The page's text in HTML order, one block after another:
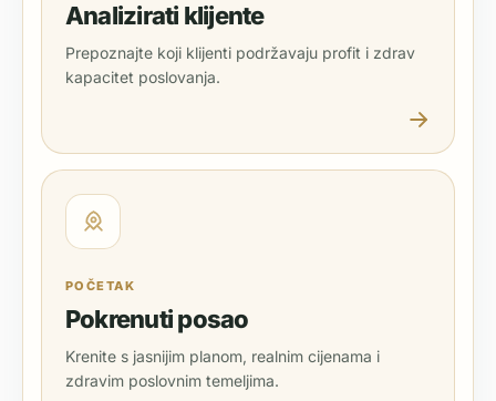
Analizirati klijente
Prepoznajte koji klijenti podržavaju profit i zdrav
kapacitet poslovanja.
POČETAK
Pokrenuti posao
Krenite s jasnijim planom, realnim cijenama i
zdravim poslovnim temeljima.